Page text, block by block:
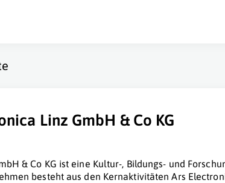
Linz GmbH & Co KG
& Co KG ist eine Kultur-, Bildungs- und
besteht aus den Kernaktivitäten Ars